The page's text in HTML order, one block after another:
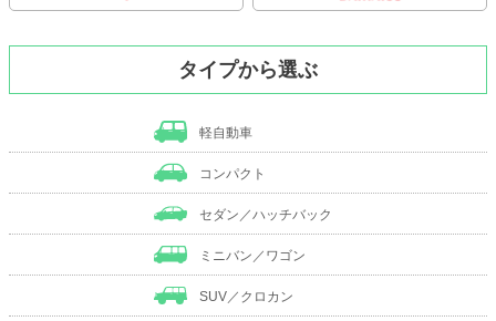
タイプから選ぶ
軽自動車
コンパクト
セダン／ハッチバック
ミニバン／ワゴン
SUV／クロカン